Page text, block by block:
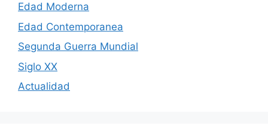
Edad Moderna
Edad Contemporanea
Segunda Guerra Mundial
Siglo XX
Actualidad